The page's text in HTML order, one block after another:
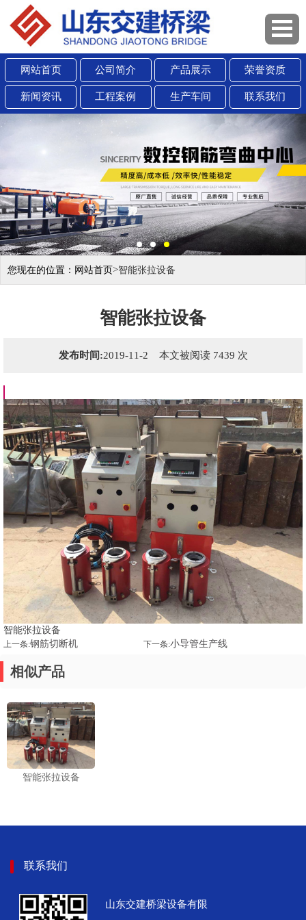
网站首页 公司简介 产品展示 荣誉资质
新闻资讯 工程案例 生产车间 联系我们
您现在的位置： 网站首页>智能张拉设备
智能张拉设备
发布时间:2019-11-2 本文被阅读 7439 次
智能张拉设备
上一条:钢筋切断机 下一条:小导管生产线
相似产品
智能张拉设备
联系我们
山东交建桥梁设备有限